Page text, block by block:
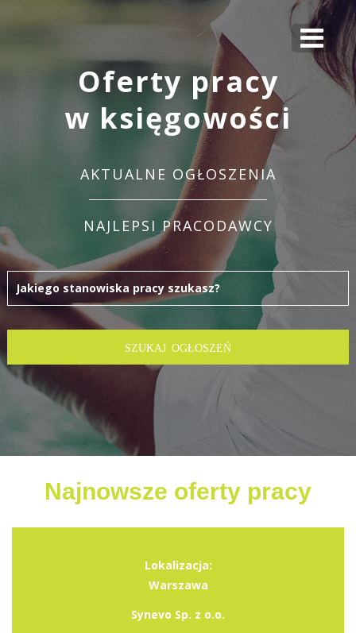
Oferty pracy
w księgowości
AKTUALNE OGŁOSZENIA
NAJLEPSI PRACODAWCY
Najnowsze oferty pracy
Lokalizacja:
Warszawa
Synevo Sp. z o.o.